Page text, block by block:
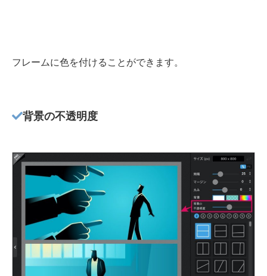
フレームに色を付けることができます。
背景の不透明度